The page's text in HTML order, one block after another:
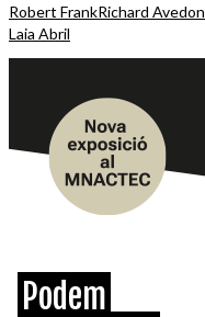
Robert FrankRichard Avedon
Laia Abril
Podem